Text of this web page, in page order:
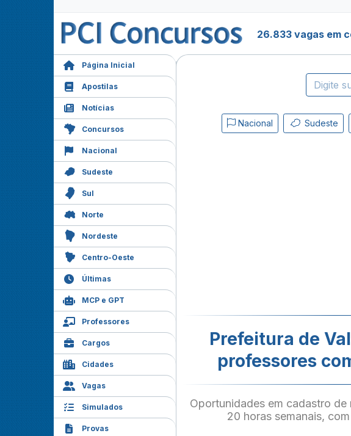
26.833 vagas em
Página Inicial
Apostilas
Notícias
Concursos
Nacional
Sudeste
Sul
Norte
Nordeste
Centro-Oeste
Últimas
MCP e GPT
Professores
Cargos
Cidades
Vagas
Simulados
Provas
Nacional Sudeste
Prefeitura de
professores
Oportunidades em cadastro
20 horas semanais,